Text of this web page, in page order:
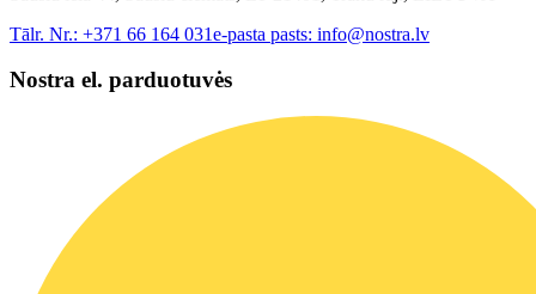
Tālr. Nr.: +371 66 164 031e-pasta pasts: info@nostra.lv
Nostra el. parduotuvės